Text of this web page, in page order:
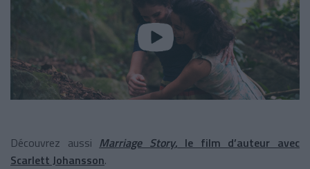
Découvrez aussi Marriage Story, le film d’auteur avec
Scarlett Johansson.